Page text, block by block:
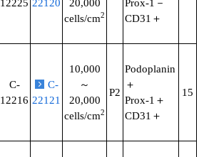
12225 22120
20,000
cells/cm2
Prox-1－
CD31＋
C-
12216
C-
22121
10,000
～
20,000
cells/cm2
P2
Podoplanin
＋
Prox-1＋
CD31＋
15